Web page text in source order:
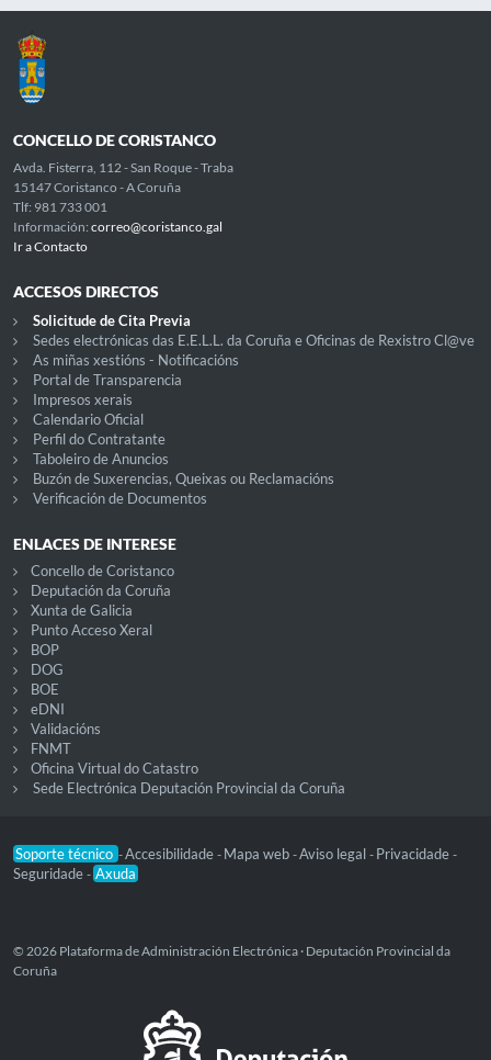
CONCELLO DE CORISTANCO
Avda. Fisterra, 112 - San Roque - Traba
15147 Coristanco - A Coruña
Tlf: 981 733 001
Información: correo@coristanco.gal
Ir a Contacto
ACCESOS DIRECTOS
Solicitude de Cita Previa
Sedes electrónicas das E.E.L.L. da Coruña e Oficinas de Rexistro Cl@ve
As miñas xestións - Notificacións
Portal de Transparencia
Impresos xerais
Calendario Oficial
Perfil do Contratante
Taboleiro de Anuncios
Buzón de Suxerencias, Queixas ou Reclamacións
Verificación de Documentos
ENLACES DE INTERESE
Concello de Coristanco
Deputación da Coruña
Xunta de Galicia
Punto Acceso Xeral
BOP
DOG
BOE
eDNI
Validacións
FNMT
Oficina Virtual do Catastro
Sede Electrónica Deputación Provincial da Coruña
Soporte técnico -Accesibilidade - Mapa web -Aviso legal - Privacidade -
Seguridade - Axuda
© 2026 Plataforma de Administración Electrónica · Deputación Provincial da
Coruña